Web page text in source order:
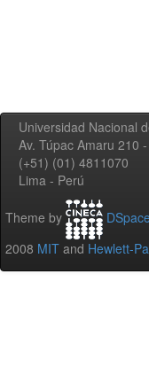
Universidad Nacional
Av. Túpac Amaru 210
(+51) (01) 4811070
Lima - Perú
Theme by
2008 MIT and Hewlett-